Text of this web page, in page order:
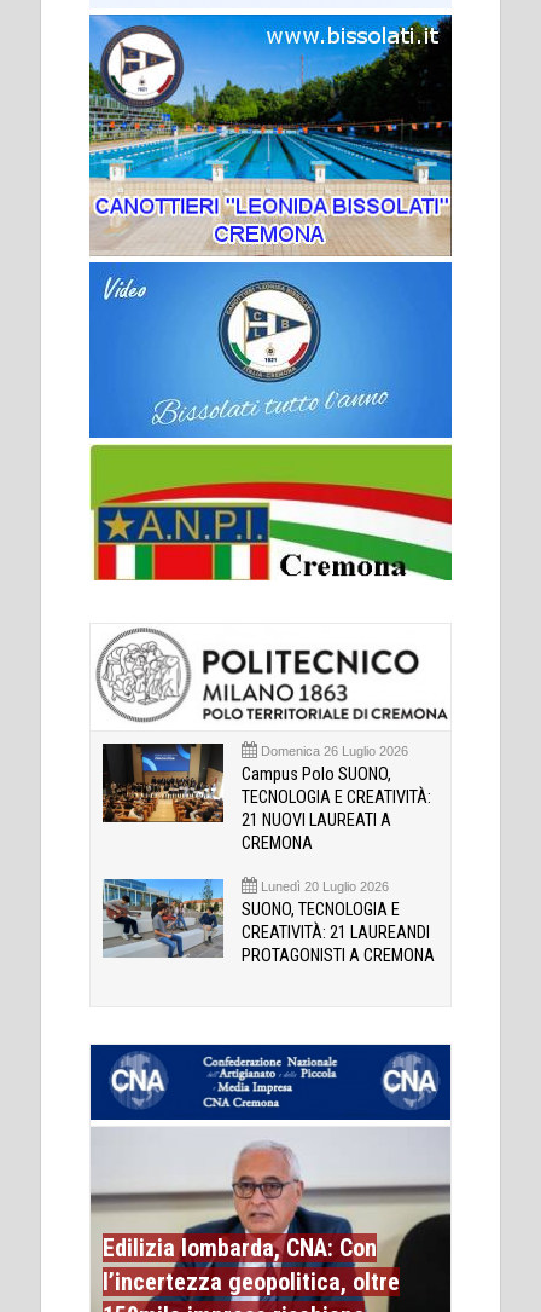
Domenica 26 Luglio 2026
Campus Polo SUONO,
TECNOLOGIA E CREATIVITÀ:
21 NUOVI LAUREATI A
CREMONA
Lunedì 20 Luglio 2026
SUONO, TECNOLOGIA E
CREATIVITÀ: 21 LAUREANDI
PROTAGONISTI A CREMONA
Edilizia lombarda, CNA: Con
l’incertezza geopolitica, oltre